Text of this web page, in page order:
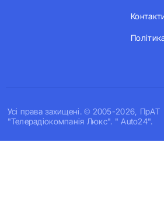
Усi права захищенi. © 2005-2026, ПрАТ
"Телерадіокомпанія Люкс". " Auto24".